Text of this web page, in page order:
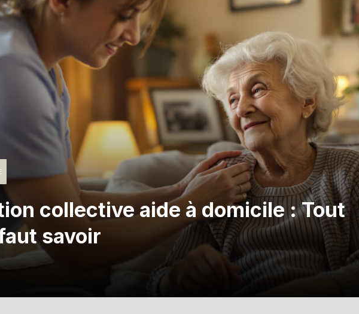
collective aide à domicile : Tout
savoir